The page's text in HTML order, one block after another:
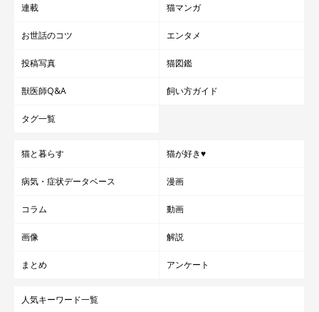
連載 猫マンガ
お世話のコツ エンタメ
投稿写真 猫図鑑
獣医師Q&A 飼い方ガイド
タグ一覧
猫と暮らす 猫が好き♥
病気・症状データベース 漫画
コラム 動画
画像 解説
まとめ アンケート
人気キーワード一覧